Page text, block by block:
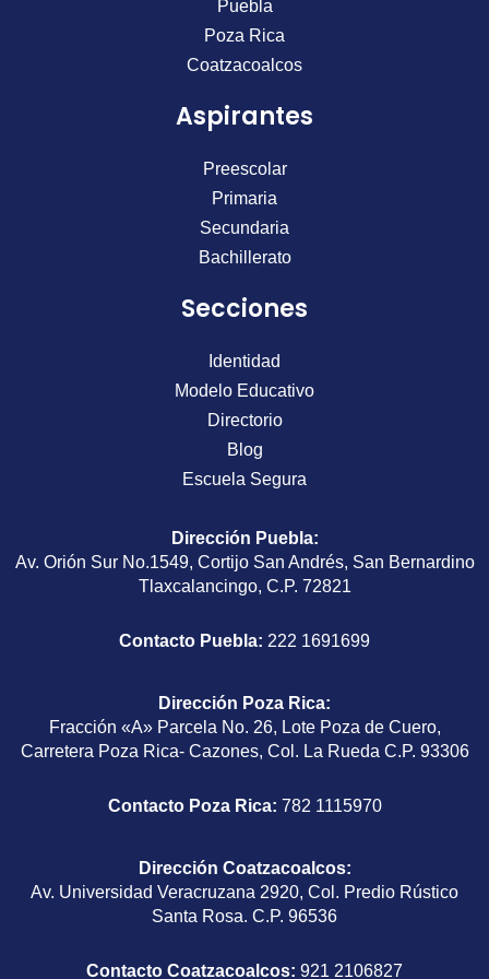
k
g
r
a
Puebla
Poza Rica
Coatzacoalcos
Aspirantes
Preescolar
Primaria
Secundaria
Bachillerato
Secciones
Identidad
Modelo Educativo
Directorio
Blog
Escuela Segura
Dirección Puebla:
Av. Orión Sur No.1549, Cortijo San Andrés, San Bernardino
Tlaxcalancingo, C.P. 72821
Contacto Puebla: 222 1691699
Dirección Poza Rica:
Fracción «A» Parcela No. 26, Lote Poza de Cuero,
Carretera Poza Rica- Cazones, Col. La Rueda C.P. 93306
Contacto Poza Rica: 782 1115970
Dirección Coatzacoalcos:
Av. Universidad Veracruzana 2920, Col. Predio Rústico
Santa Rosa. C.P. 96536
Contacto Coatzacoalcos: 921 2106827